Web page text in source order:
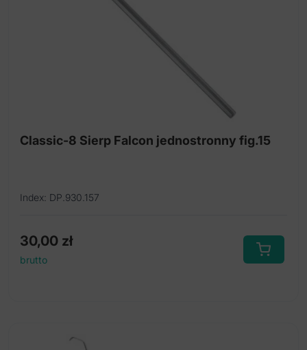
Classic-8 Sierp Falcon jednostronny fig.15
Index: DP.930.157
30,00 zł
brutto